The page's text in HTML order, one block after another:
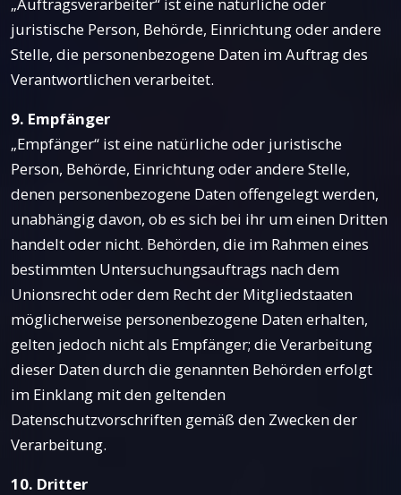
juristische Person, Behörde, Einrichtung oder andere
Stelle, die personenbezogene Daten im Auftrag des
Verantwortlichen verarbeitet.
9. Empfänger
„Empfänger“ ist eine natürliche oder juristische
Person, Behörde, Einrichtung oder andere Stelle,
denen personenbezogene Daten offengelegt werden,
unabhängig davon, ob es sich bei ihr um einen Dritten
handelt oder nicht. Behörden, die im Rahmen eines
bestimmten Untersuchungsauftrags nach dem
Unionsrecht oder dem Recht der Mitgliedstaaten
möglicherweise personenbezogene Daten erhalten,
gelten jedoch nicht als Empfänger; die Verarbeitung
dieser Daten durch die genannten Behörden erfolgt
im Einklang mit den geltenden
Datenschutzvorschriften gemäß den Zwecken der
Verarbeitung.
10. Dritter